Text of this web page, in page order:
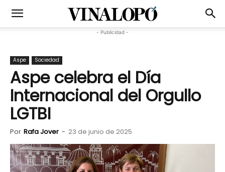
- Publicidad -
Aspe Sociedad
Aspe celebra el Día
Internacional del Orgullo
LGTBI
Por Rafa Jover - 23 de junio de 2025